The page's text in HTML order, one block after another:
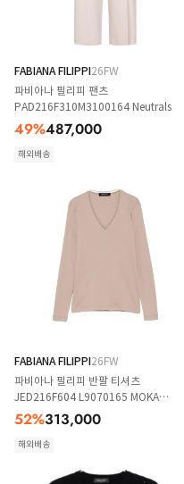
FABIANA FILIPPI26FW
파비아나 필리피 팬츠
PAD216F310M3100164 Neutrals
49%487,000
해외배송
FABIANA FILIPPI26FW
파비아나 필리피 반팔 티셔츠
JED216F604 L9070165 MOKA
MERINGA
52%313,000
해외배송